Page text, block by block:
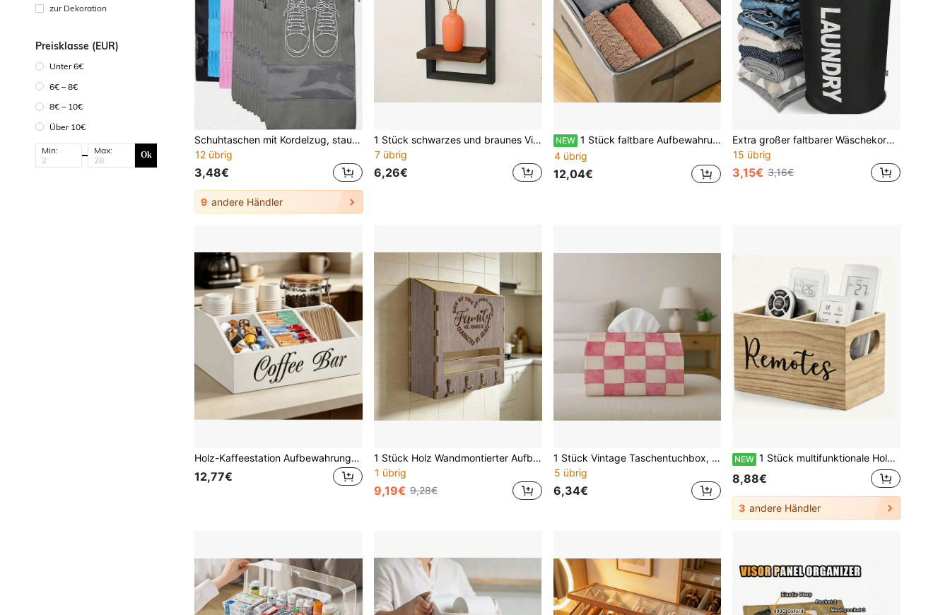
zur Dekoration
Preisklasse (EUR)
Unter 6€
6€ – 8€
8€ – 10€
Über 10€
Min: Max: Ok
Schuhtaschen mit Kordelzug, staubdichte Schuhaufbewahrungstaschen geeignet für Reisen, Flur, Schlafzimmer, Studentenwohnheim, universal für Kinder und Erwachsene, Schul-Grundausstattung (Rosa/Weiß/Blau/Grau/Schwarz/Navy)
12 übrig
3,48€
9 andere Händler
1 Stück schwarzes und braunes Vintage-Holzwandregal rustikales quadratisches Display-Regal für Fotos, Kerzen, Blumen, Fotoalben und Topfpflanzen perfekt für Wohnzimmer- und Bürodekoration, Vintage-Dekoration
7 übrig
6,26€
NEW 1 Stück faltbare Aufbewahrungsbox mit Deckel, große Kapazität, faltbare Aufbewahrungsbox für Kleiderschrank, Sortierbox, Aufbewahrung für Unterwäsche, Socken, Kleidung, Bettdecken, Decken, Kleider, Hosen, Schuhe, Jeans, Röcke, T-Shirts, Schlafzimmer, Hausorganisation.
4 übrig
12,04€
Extra großer faltbarer Wäschekorb mit robustem Aluminiumlegierungsrahmen und stabilem Beinstütze, Stoff-Wäschekorb mit Griffen, tragbares und faltbares Design für einfache Aufbewahrung, geeignet für Zuhause, Wohnheim, Badezimmer, Waschküche, große Familien und Wohnungen, wasserdichte Wäschetasche, Kleideraufbewahrungs-Organizer-Tasche, Reiseessentiell
15 übrig
3,15€ 3,16€
Holz-Kaffeestation Aufbewahrungstablett rechteckiger Mehrzweck-Aufbewahrungskorb nicht wasserdicht mit Gewürzregal, Kapselhalter und Kaffeebar Dekorationszubehör Organizer
12,77€
1 Stück Holz Wandmontierter Aufbewahrungskasten, Brieforganizer mit Schlüsselhaken, Leinenstruktur, "Verbundene Herzen" Familienmotto, gemütliche Heim Eingangsbereich Dekoration
1 übrig
9,19€ 9,28€
1 Stück Vintage Taschentuchbox, abstrakter geometrischer moderner Stil - rosa kariert, strapazierfähiges Polyestermaterial, geeignet für Küche, Wohnzimmer, Schlafzimmer, Badezimmer, Auto - Badezimmerzubehör | lustiges Design | strapazierfähiges Polyester, Taschentuchbox
5 übrig
6,34€
NEW 1 Stück multifunktionale Holz-Aufbewahrungsbox mit 2 Fächern geeignet für Fernbedienung, Brille, Uhr und Schreibwaren perfekt für Wohnzimmer, Schlafzimmer, Büro und andere Orte, Fernbedienungs-Aufbewahrungsständer, offene Aufbewahrungsbox, Heimorganisation
8,88€
3 andere Händler